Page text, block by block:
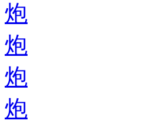
炮
炮
炮
炮